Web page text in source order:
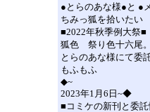
●とらのあな様●と ●
ちみっ狐を拾いたい
■2022年秋季例大祭■
狐色 祭り色十六尾。
とらのあな様にて委
もふもふ
◆~
2023年1月6日~◆
■コミケの新刊と委託